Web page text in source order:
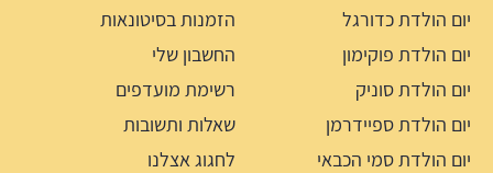
יום הולדת כדורגל
יום הולדת פוקימון
יום הולדת סוניק
יום הולדת ספיידרמן
יום הולדת סמי הכבאי
הזמנות בסיטונאות
החשבון שלי
רשימת מועדפים
שאלות ותשובות
לחגוג אצלנו